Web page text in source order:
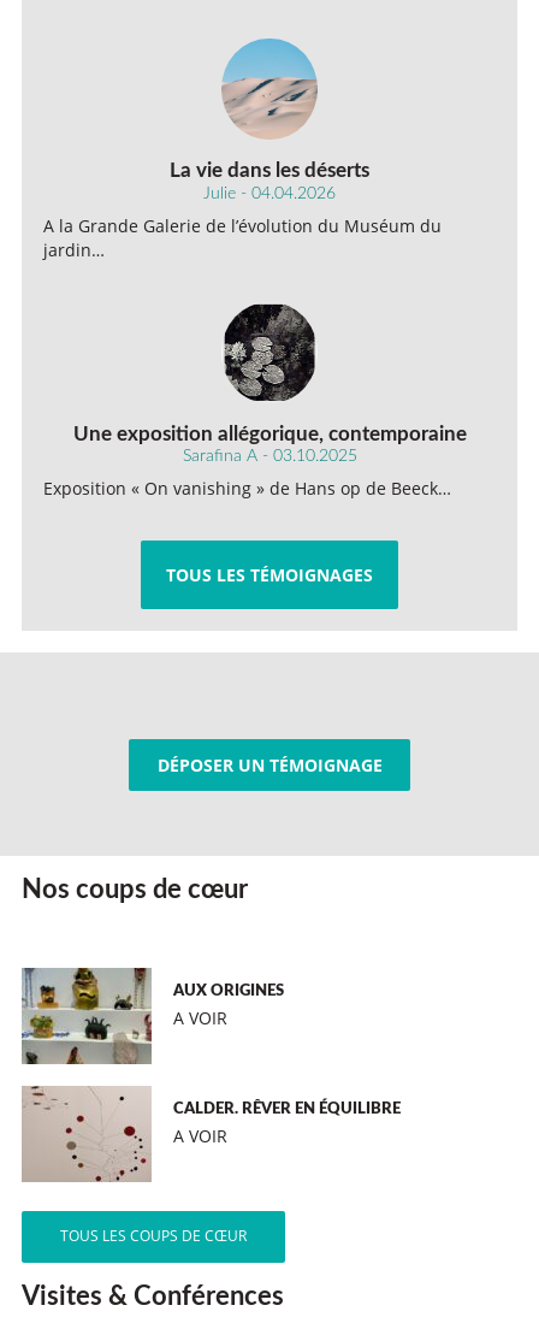
La vie dans les déserts
Julie - 04.04.2026
A la Grande Galerie de l’évolution du Muséum du
jardin…
Une exposition allégorique, contemporaine
Sarafina A - 03.10.2025
Exposition « On vanishing » de Hans op de Beeck…
TOUS LES TÉMOIGNAGES
DÉPOSER UN TÉMOIGNAGE
Nos coups de cœur
AUX ORIGINES
A VOIR
CALDER. RÊVER EN ÉQUILIBRE
A VOIR
TOUS LES COUPS DE CŒUR
Visites & Conférences